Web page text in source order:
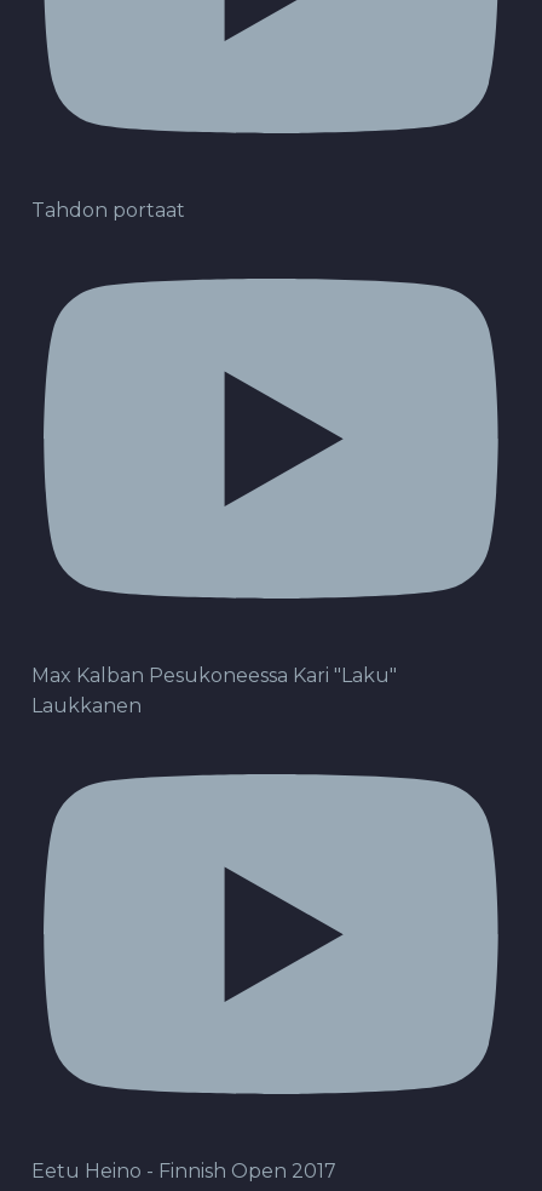
Tahdon portaat
Max Kalban Pesukoneessa Kari "Laku"
Laukkanen
Eetu Heino - Finnish Open 2017